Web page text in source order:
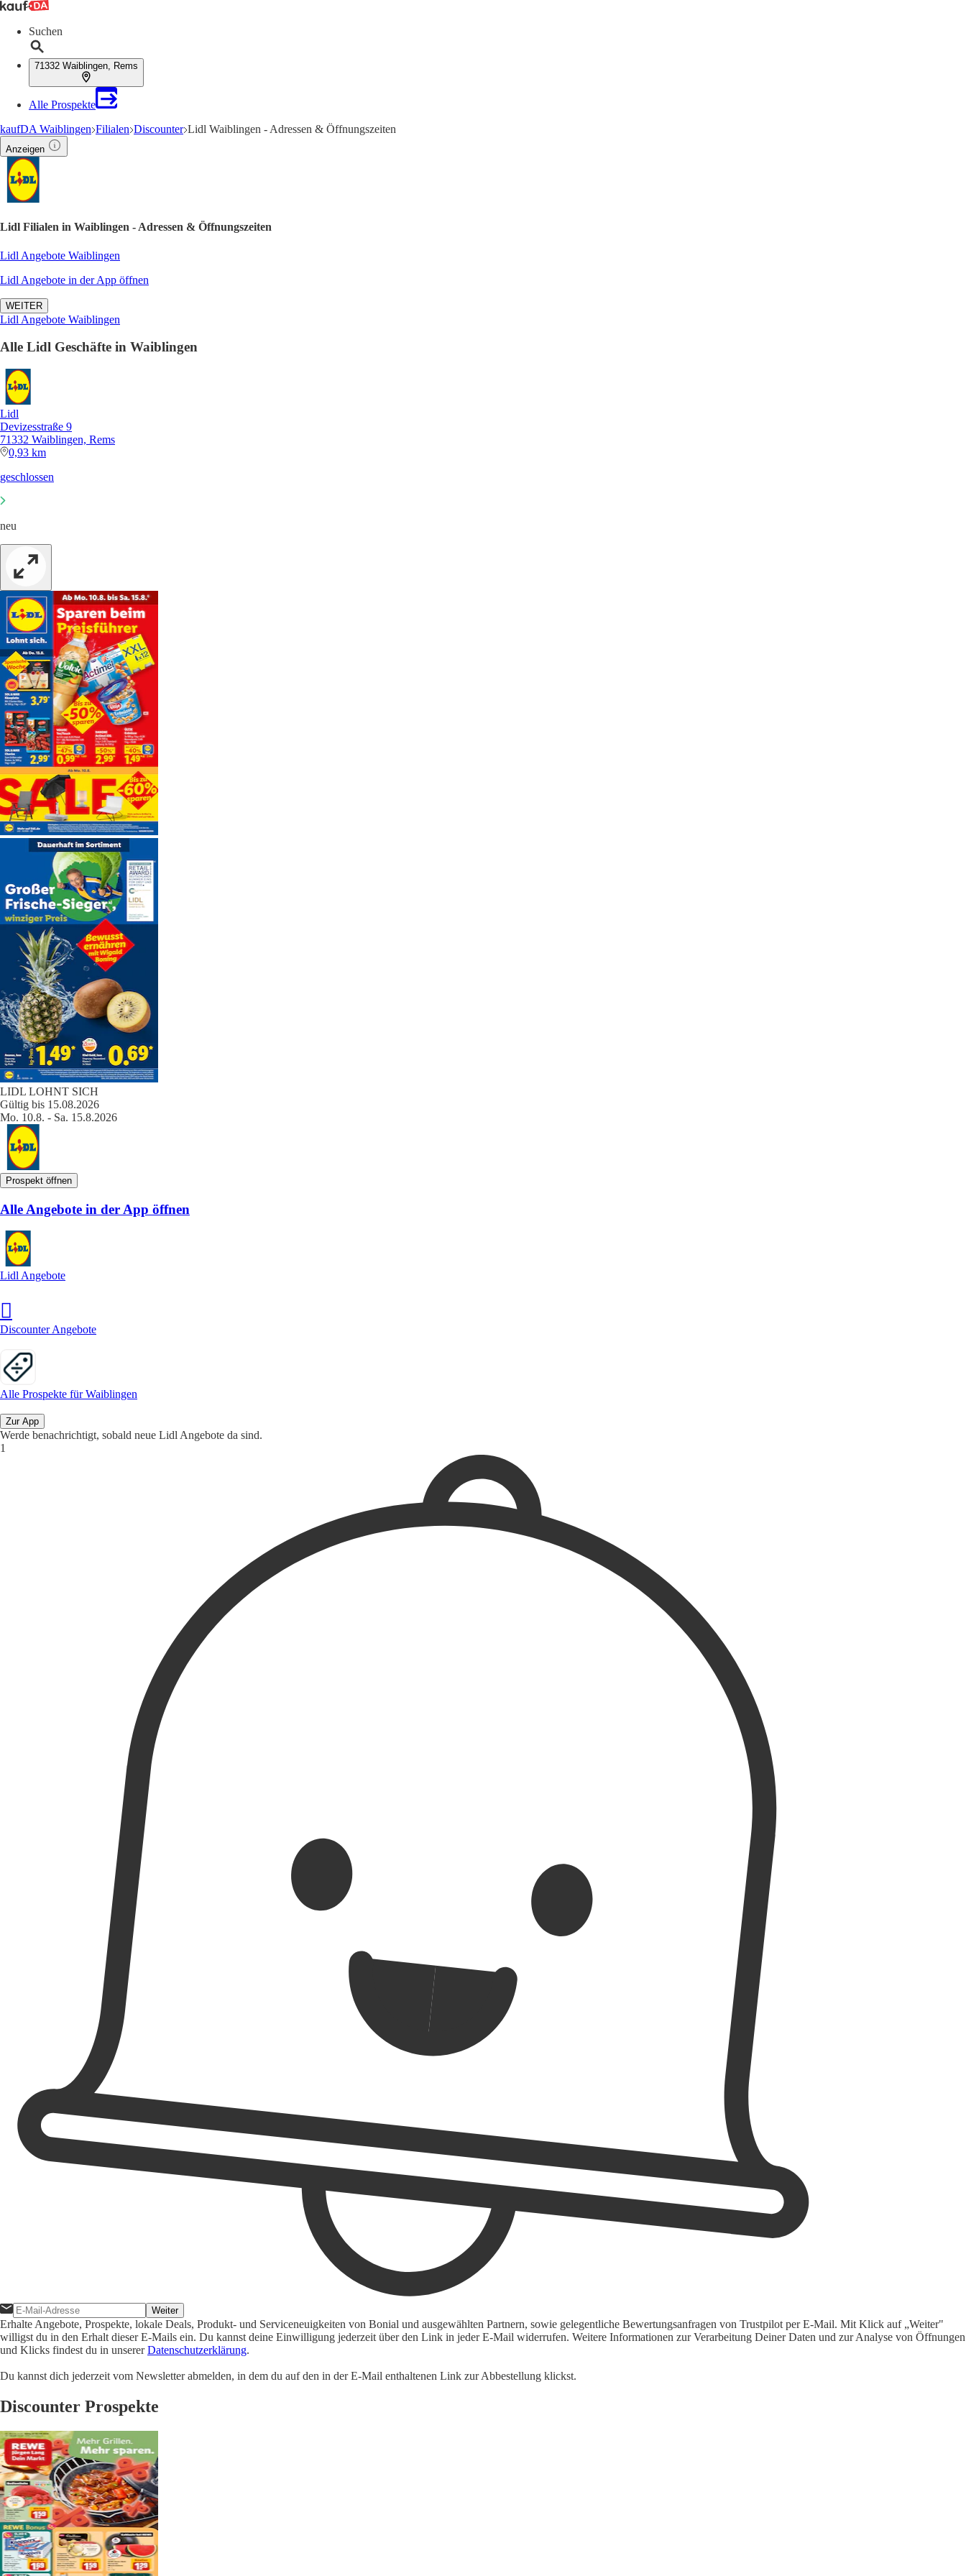
Suchen
71332 Waiblingen, Rems
Alle Prospekte
kaufDA Waiblingen Filialen Discounter Lidl Waiblingen - Adressen & Öffnungszeiten
Anzeigen
Lidl Filialen in Waiblingen - Adressen & Öffnungszeiten
Lidl Angebote Waiblingen
Lidl Angebote in der App öffnen
WEITER
Lidl Angebote Waiblingen
Alle Lidl Geschäfte in Waiblingen
Lidl
Devizesstraße 9
71332 Waiblingen, Rems
0,93 km
geschlossen
neu
LIDL LOHNT SICH
Gültig bis 15.08.2026
Mo. 10.8. - Sa. 15.8.2026
Prospekt öffnen
Alle Angebote in der App öffnen
Lidl Angebote
Discounter Angebote
Alle Prospekte für Waiblingen
Zur App
Werde benachrichtigt, sobald neue Lidl Angebote da sind.
Weiter
Erhalte Angebote, Prospekte, lokale Deals, Produkt- und Serviceneuigkeiten von Bonial und ausgewählten Partnern, sowie gelegentliche Bewertungsanfragen von Trustpilot per E-Mail. Mit Klick auf „Weiter"
willigst du in den Erhalt dieser E-Mails ein. Du kannst deine Einwilligung jederzeit über den Link in jeder E-Mail widerrufen. Weitere Informationen zur Verarbeitung Deiner Daten und zur Analyse von Öffnungen
und Klicks findest du in unsererDatenschutzerklärung.
Du kannst dich jederzeit vom Newsletter abmelden, in dem du auf den in der E-Mail enthaltenen Link zur Abbestellung klickst.
Discounter Prospekte